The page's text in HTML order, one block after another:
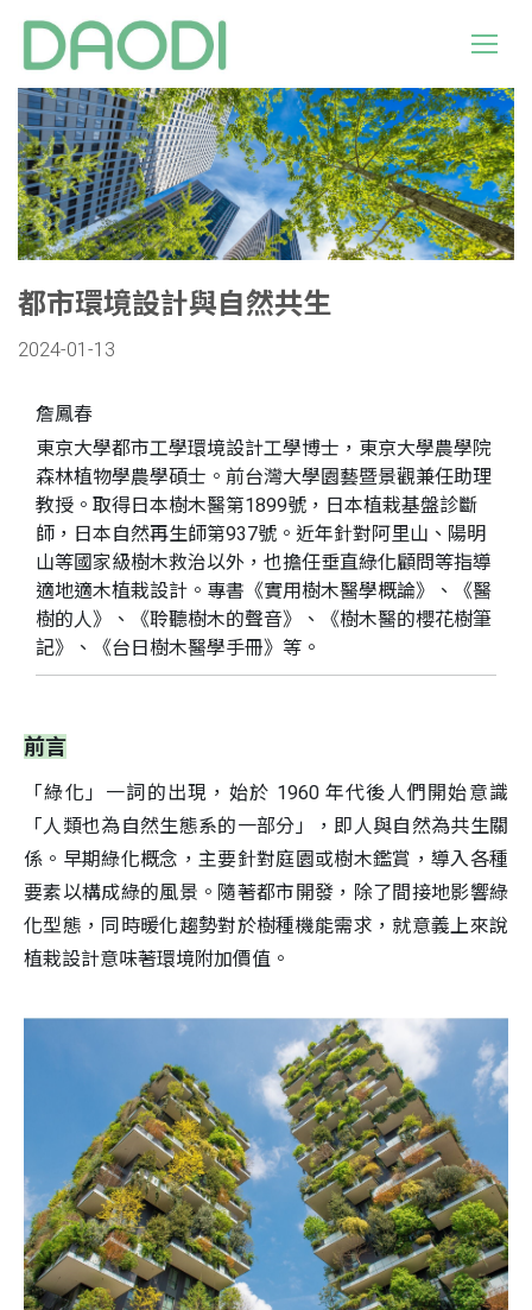
都市環境設計與自然共生
2024-01-13
詹鳳春
東京大學都市工學環境設計工學博士，東京大學農學院
森林植物學農學碩士。前台灣大學園藝暨景觀兼任助理
教授。取得日本樹木醫第1899號，日本植栽基盤診斷
師，日本自然再生師第937號。近年針對阿里山、陽明
山等國家級樹木救治以外，也擔任垂直綠化顧問等指導
適地適木植栽設計。專書《實用樹木醫學概論》、《醫
樹的人》、《聆聽樹木的聲音》、《樹木醫的櫻花樹筆
記》、《台日樹木醫學手冊》等。
前言
「綠化」一詞的出現，始於 1960 年代後人們開始意識
「人類也為自然生態系的一部分」，即人與自然為共生關
係。早期綠化概念，主要針對庭園或樹木鑑賞，導入各種
要素以構成綠的風景。隨著都市開發，除了間接地影響綠
化型態，同時暖化趨勢對於樹種機能需求，就意義上來說
植栽設計意味著環境附加價值。